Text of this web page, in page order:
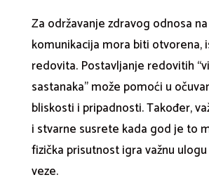
Za održavanje zdravog odnosa
komunikacija mora biti otvorena,
redovita. Postavljanje redovitih
sastanaka” može pomoći u
bliskosti i pripadnosti. Također,
i stvarne susrete kada god je to
fizička prisutnost igra važnu
veze.